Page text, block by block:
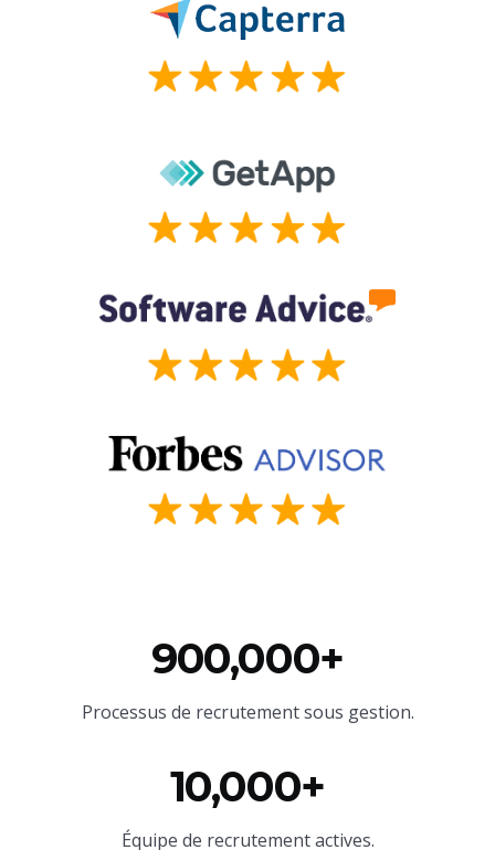
900,000+
Processus de recrutement sous gestion.
10,000+
Équipe de recrutement actives.